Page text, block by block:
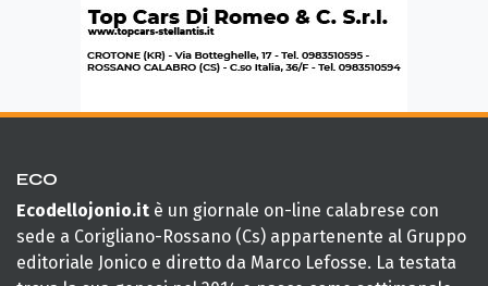
ECO
Ecodellojonio.it è un giornale on-line calabrese con
sede a Corigliano-Rossano (Cs) appartenente al Gruppo
editoriale Jonico e diretto da Marco Lefosse. La testata